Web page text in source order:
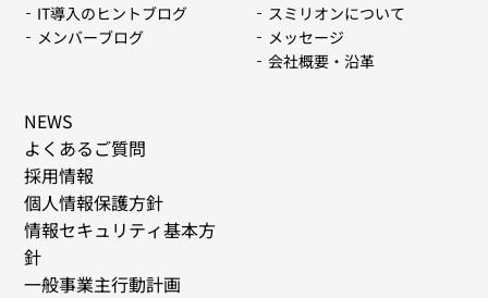
IT導入のヒントブログ
メンバーブログ
スミリオンについて
メッセージ
会社概要・沿革
NEWS
よくあるご質問
採用情報
個人情報保護方針
情報セキュリティ基本方
針
一般事業主行動計画